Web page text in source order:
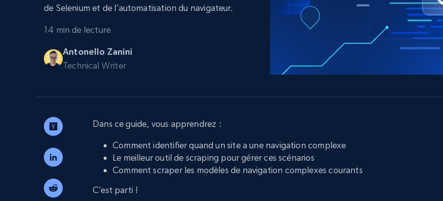
déblocage et hébergement intégrés
Réseaux sociaux
Data Firehose
Real-time web data, delivered as it’s
INFRASTRUCTURE PROXY
Proxys résidentiels 50% OFF Proxys de ISP
Proxys de datacenter
extraction de données efficace
INFRASTRUCTURE PROXY
Proxys
résidentiels
datacenter
Commence à
Proxys de ISP
partir de
de Selenium et de l’automatisation du navigateur.
14 min de lecture
Antonello Zanini
Technical Writer
Dans ce guide, vous apprendrez :
Comment identifier quand un site a une navigation complexe
Le meilleur outil de scraping pour gérer ces scénarios
Comment scraper les modèles de navigation complexes courants
C’est parti !